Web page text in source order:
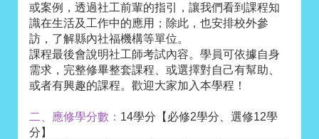
或案例，透過社工前輩的指引，讓我們看到課程知
識在生活及工作中的應用；除此，也安排校外參
訪，了解縣內社福機構等單位。
課程最後會說明社工師考試內容。學員可依據自身
需求，完整修畢整套課程、或選擇對自己有幫助、
或者有興趣的課程。歡迎大家加入本學程！
二、應修學分數： 14學分【必修2學分、選修12學
分】